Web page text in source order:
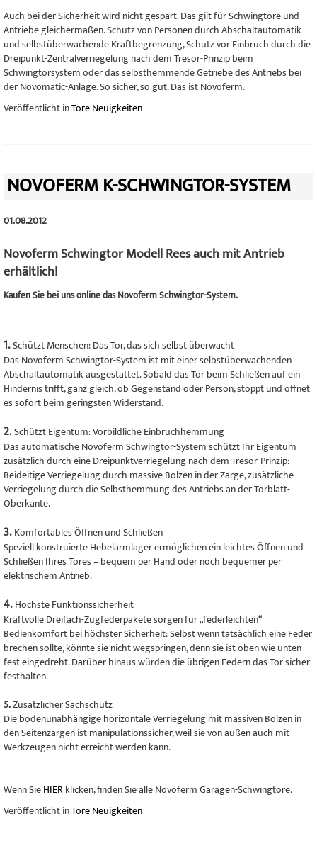
Auch bei der Sicherheit wird nicht gespart. Das gilt für Schwingtore und
Antriebe gleichermaßen. Schutz von Personen durch Abschaltautomatik
und selbstüberwachende Kraftbegrenzung, Schutz vor Einbruch durch die
Dreipunkt-Zentralverriegelung nach dem Tresor-Prinzip beim
Schwingtorsystem oder das selbsthemmende Getriebe des Antriebs bei
der Novomatic-Anlage. So sicher, so gut. Das ist Novoferm.
Veröffentlicht inTore Neuigkeiten
NOVOFERM K-SCHWINGTOR-SYSTEM
01.08.2012
Novoferm Schwingtor Modell Rees auch mit Antrieb
erhältlich!
Kaufen Sie bei uns online das Novoferm Schwingtor-System.
1.Schützt Menschen: Das Tor, das sich selbst überwacht
Das Novoferm Schwingtor-System ist mit einer selbstüberwachenden
Abschaltautomatik ausgestattet. Sobald das Tor beim Schließen auf ein
Hindernis trifft, ganz gleich, ob Gegenstand oder Person, stoppt und öffnet
es sofort beim geringsten Widerstand.
2.Schützt Eigentum: Vorbildliche Einbruchhemmung
Das automatische Novoferm Schwingtor-System schützt Ihr Eigentum
zusätzlich durch eine Dreipunktverriegelung nach dem Tresor-Prinzip:
Beideitige Verriegelung durch massive Bolzen in der Zarge, zusätzliche
Verriegelung durch die Selbsthemmung des Antriebs an der Torblatt-
Oberkante.
3. Komfortables Öffnen und Schließen
Speziell konstruierte Hebelarmlager ermöglichen ein leichtes Öffnen und
Schließen Ihres Tores – bequem per Hand oder noch bequemer per
elektrischem Antrieb.
4. Höchste Funktionssicherheit
Kraftvolle Dreifach-Zugfederpakete sorgen für „federleichten“
Bedienkomfort bei höchster Sicherheit: Selbst wenn tatsächlich eine Feder
brechen sollte, könnte sie nicht wegspringen, denn sie ist oben wie unten
fest eingedreht. Darüber hinaus würden die übrigen Federn das Tor sicher
festhalten.
5.Zusätzlicher Sachschutz
Die bodenunabhängige horizontale Verriegelung mit massiven Bolzen in
den Seitenzargen ist manipulationssicher, weil sie von außen auch mit
Werkzeugen nicht erreicht werden kann.
Wenn SieHIER klicken, finden Sie alle Novoferm Garagen-Schwingtore.
Veröffentlicht inTore Neuigkeiten